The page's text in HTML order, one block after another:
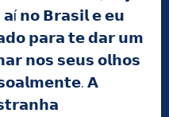
𝗻𝗼 𝗕𝗿𝗮𝘀𝗶𝗹 𝗲 𝗲𝘂
𝗽𝗮𝗿𝗮 𝘁𝗲 𝗱𝗮𝗿 𝘂𝗺
𝗻𝗼𝘀 𝘀𝗲𝘂𝘀 𝗼𝗹𝗵𝗼𝘀
𝗔